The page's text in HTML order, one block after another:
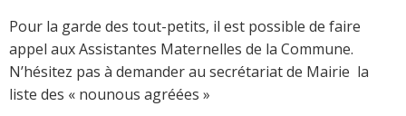
Pour la garde des tout-petits, il est possible de faire
appel aux Assistantes Maternelles de la Commune.
N’hésitez pas à demander au secrétariat de Mairie la
liste des « nounous agréées »